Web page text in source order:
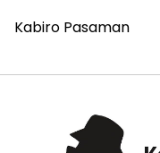
Kabiro Pasaman :